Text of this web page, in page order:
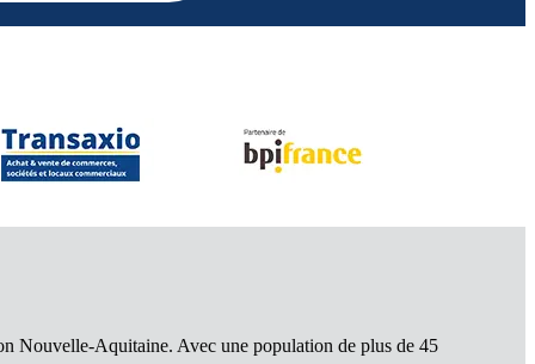
Nouvelle-Aquitaine. Avec une population de plus de 45